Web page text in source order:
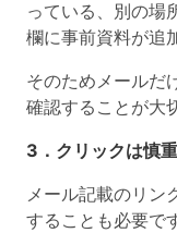
っている、別の場
欄に事前資料が追
そのためメールだ
確認することが大
3．クリックは慎
メール記載のリン
することも必要で